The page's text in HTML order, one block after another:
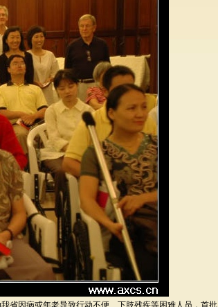
省因病或年老导致行动不便、下肢残疾等困难人员，首批